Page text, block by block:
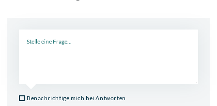
Benachrichtige mich bei Antworten